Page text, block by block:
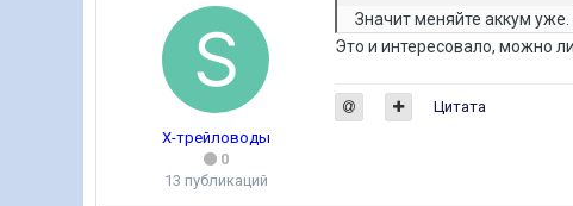
Х-трейловоды
0
13 публикаций
Значит меняйте аккум
Это и интересовало, можно
Цитата